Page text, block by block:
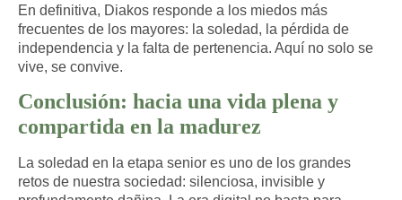
En definitiva, Diakos responde a los miedos más
frecuentes de los mayores: la soledad, la pérdida de
independencia y la falta de pertenencia. Aquí no solo se
vive, se convive.
Conclusión: hacia una vida plena y
compartida en la madurez
La soledad en la etapa senior es uno de los grandes
retos de nuestra sociedad: silenciosa, invisible y